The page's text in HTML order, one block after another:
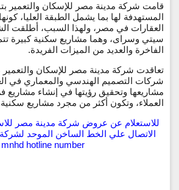
قامت شركة مدينة مصر للإسكان والتعمير
المستهدفة لها بما يشمل الطبقة العليا،
العقارات في مصر، ولهذا السبب، أطلقت
سيتي وسراى، وهما مشاريع سكنية كبيرة
الفاخرة والعديد من الميزات الفريدة.
تعاقدت شركة مدينة مصر للإسكان
شركات التصميم الهندسي والمعماري في
مشاريعها وتحقيق رؤيتها في إنشاء مشاريع
العملاء، وتكون أكثر من مجرد مشاريع
للاستعلام عن عروض شركة مدينة مصر
mnhd hotline number